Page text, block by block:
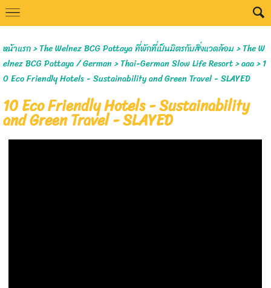
หน้าแรก>The Welnez BCG Pattaya ที่พักที่เป็นมิตรกับสิ่งแวดล้อม>The W
elnez BCG Pattaya / German>Thai-German Slow Life Resort>aaa>1
0 Eco Friendly Hotels - Sustainability and Green Travel - SLAYED
10 Eco Friendly Hotels - Sustainability
and Green Travel - SLAYED